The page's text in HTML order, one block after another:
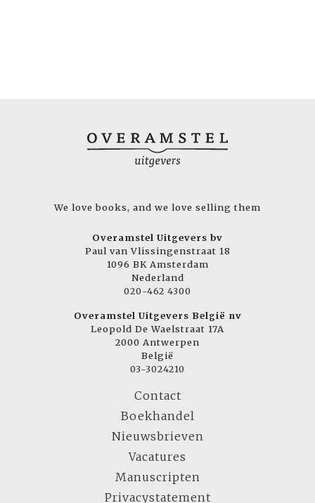
We love books, and we love selling them
Overamstel Uitgevers bv
Paul van Vlissingenstraat 18
1096 BK Amsterdam
Nederland
020-462 4300
Overamstel Uitgevers België nv
Leopold De Waelstraat 17A
2000 Antwerpen
België
03-3024210
Contact
Boekhandel
Nieuwsbrieven
Vacatures
Manuscripten
Privacystatement